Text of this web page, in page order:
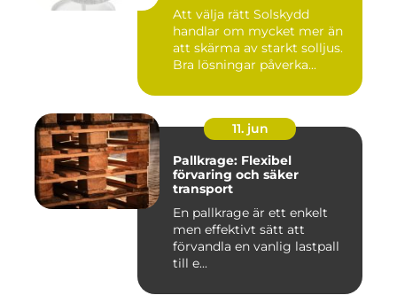
Att välja rätt Solskydd
handlar om mycket mer än
att skärma av starkt solljus.
Bra lösningar påverka...
11. jun
Pallkrage: Flexibel
förvaring och säker
transport
En pallkrage är ett enkelt
men effektivt sätt att
förvandla en vanlig lastpall
till e...